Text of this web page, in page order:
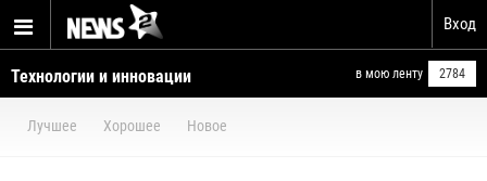
Вход
Технологии и инновации в мою ленту 2784
Лучшее Хорошее Новое